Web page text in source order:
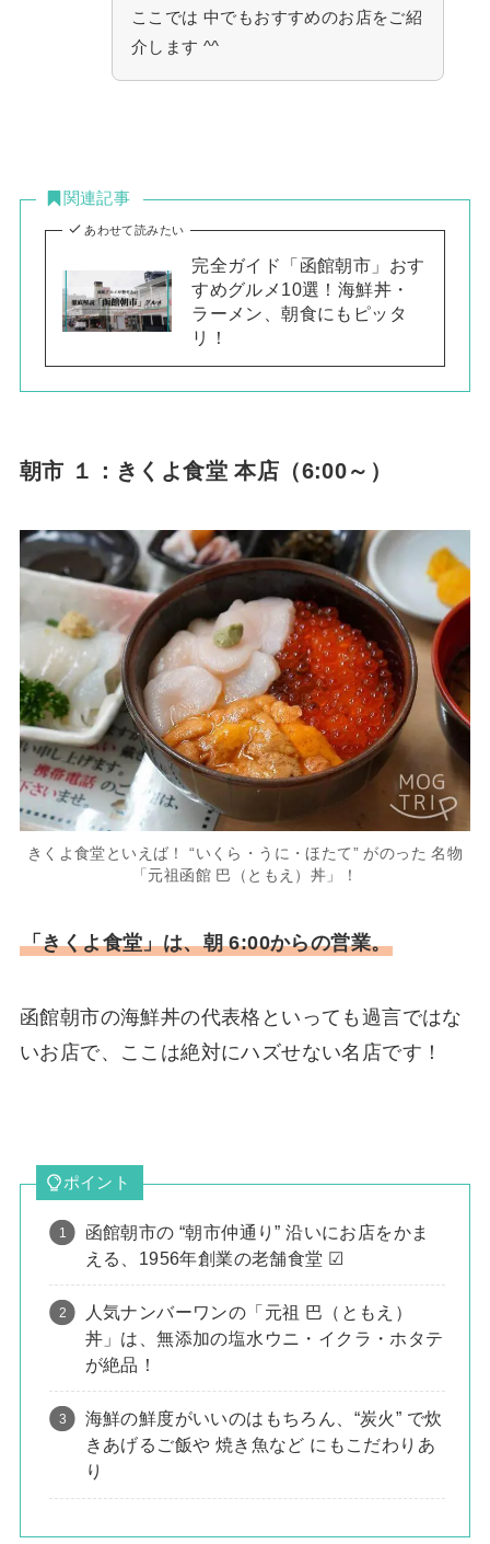
ここでは 中でもおすすめのお店をご紹
介します ^^
関連記事
あわせて読みたい
完全ガイド「函館朝市」おす
すめグルメ10選！海鮮丼・
ラーメン、朝食にもピッタ
リ！
朝市 １：きくよ食堂 本店（6:00～）
きくよ食堂といえば！ “いくら・うに・ほたて” がのった 名物
「元祖函館 巴（ともえ）丼」！
「きくよ食堂」は、朝 6:00からの営業。
函館朝市の海鮮丼の代表格といっても過言ではな
いお店で、ここは絶対にハズせない名店です！
ポイント
函館朝市の “朝市仲通り” 沿いにお店をかま
える、1956年創業の老舗食堂 ☑
人気ナンバーワンの「元祖 巴（ともえ）
丼」は、無添加の塩水ウニ・イクラ・ホタテ
が絶品！
海鮮の鮮度がいいのはもちろん、“炭火” で炊
きあげるご飯や 焼き魚など にもこだわりあ
り